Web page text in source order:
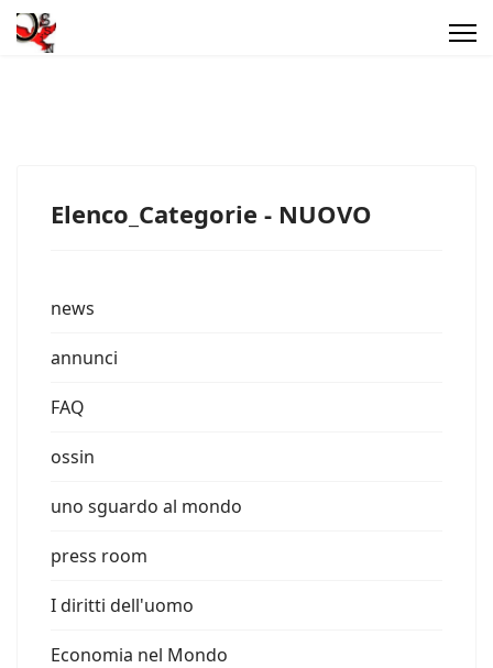
Elenco_Categorie - NUOVO
news
annunci
FAQ
ossin
uno sguardo al mondo
press room
I diritti dell'uomo
Economia nel Mondo